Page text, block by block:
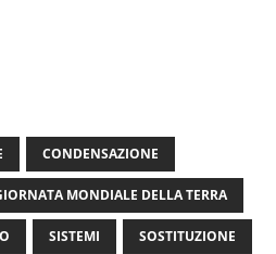
CONDENSAZIONE
MONDIALE DELLA TERRA
SISTEMI SOSTITUZIONE